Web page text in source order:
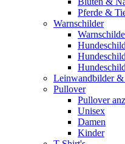
Pferde &
Warnschilder
Leinwandbilder &
Pullover
Pullover
Unisex
Damen
Kinder